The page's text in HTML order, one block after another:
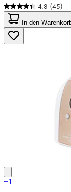
4.3 (45)
4.3
von
5
Sternen.
45
In den
+1